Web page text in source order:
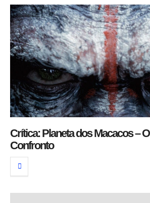
Crítica: Planeta dos Macacos – O
Confronto